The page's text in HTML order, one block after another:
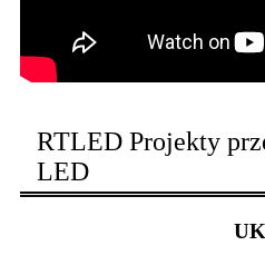
RTLED Projekty
LED
UK